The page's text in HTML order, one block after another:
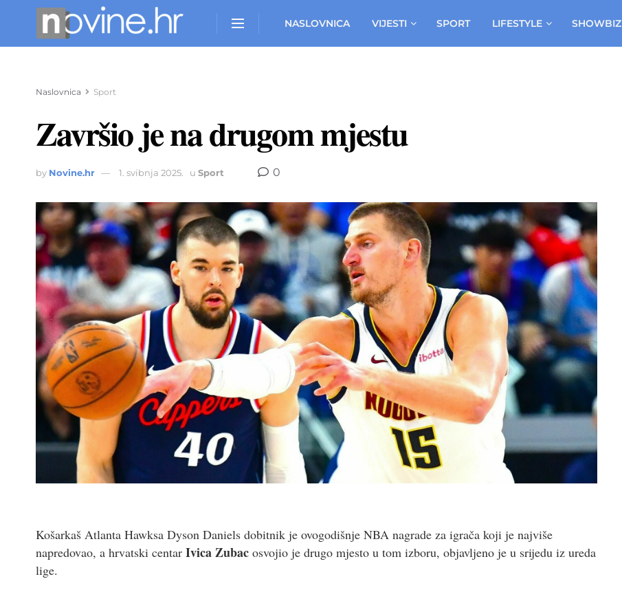
NASLOVNICA VIJESTI SPORT LIFESTYLE SHOWBIZ
Naslovnica Sport
Završio je na drugom mjestu
by Novine.hr 1. svibnja 2025. u Sport 0
Košarkaš Atlanta Hawksa Dyson Daniels dobitnik je ovogodišnje NBA nagrade za igrača koji je najviše
napredovao, a hrvatski centar Ivica Zubac osvojio je drugo mjesto u tom izboru, objavljeno je u srijedu iz ureda
lige.